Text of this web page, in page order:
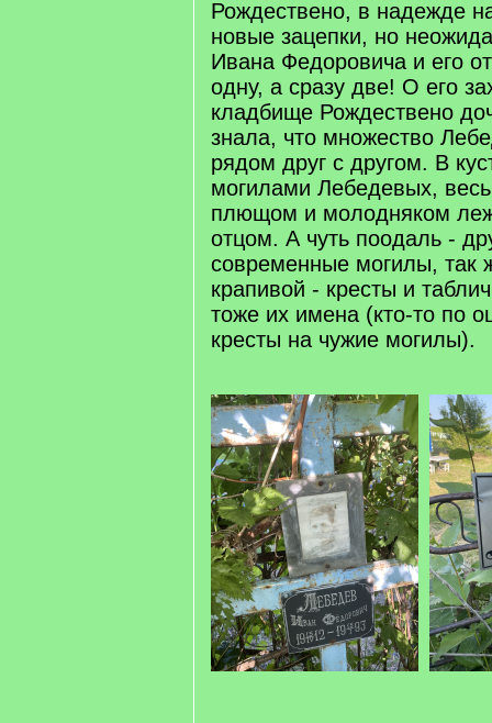
Рождествено, в надежде
новые зацепки, но
Ивана Федоровича и его
одну, а сразу две! О его
кладбище Рождествено
знала, что множество
рядом друг с другом. В
могилами Лебедевых,
плющом и молодняком
отцом. А чуть поодаль -
современные могилы, так
крапивой - кресты и
тоже их имена (кто-то по
кресты на чужие могилы).